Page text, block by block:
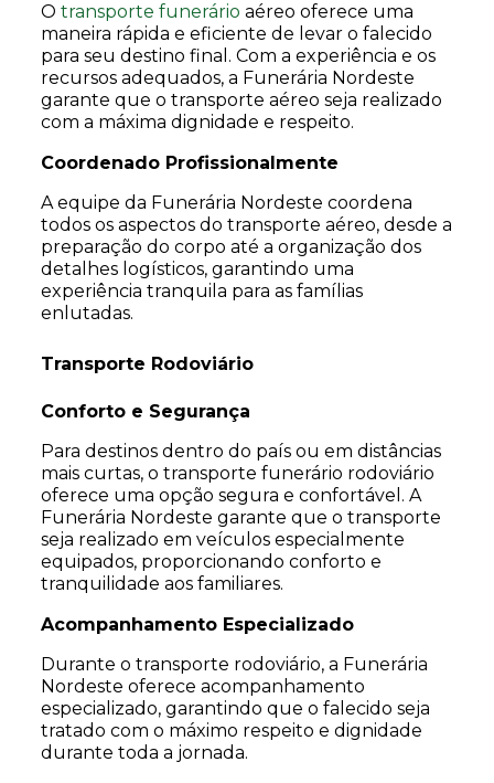
O transporte funerário aéreo oferece uma
maneira rápida e eficiente de levar o falecido
para seu destino final. Com a experiência e os
recursos adequados, a Funerária Nordeste
garante que o transporte aéreo seja realizado
com a máxima dignidade e respeito.
Coordenado Profissionalmente
A equipe da Funerária Nordeste coordena
todos os aspectos do transporte aéreo, desde a
preparação do corpo até a organização dos
detalhes logísticos, garantindo uma
experiência tranquila para as famílias
enlutadas.
Transporte Rodoviário
Conforto e Segurança
Para destinos dentro do país ou em distâncias
mais curtas, o transporte funerário rodoviário
oferece uma opção segura e confortável. A
Funerária Nordeste garante que o transporte
seja realizado em veículos especialmente
equipados, proporcionando conforto e
tranquilidade aos familiares.
Acompanhamento Especializado
Durante o transporte rodoviário, a Funerária
Nordeste oferece acompanhamento
especializado, garantindo que o falecido seja
tratado com o máximo respeito e dignidade
durante toda a jornada.